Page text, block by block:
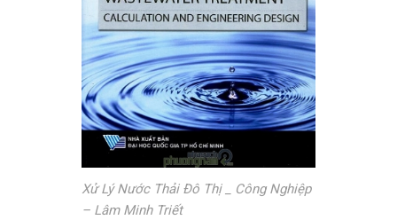
Xử Lý Nước Thải Đô Thị _ Công Nghiệp
– Lâm Minh Triết